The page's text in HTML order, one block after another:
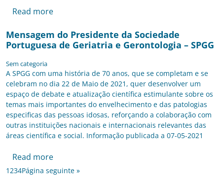
Read more
Mensagem do Presidente da Sociedade
Portuguesa de Geriatria e Gerontologia – SPGG
Sem categoria
A SPGG com uma história de 70 anos, que se completam e se
celebram no dia 22 de Maio de 2021, quer desenvolver um
espaço de debate e atualização científica estimulante sobre os
temas mais importantes do envelhecimento e das patologias
especificas das pessoas idosas, reforçando a colaboração com
outras instituições nacionais e internacionais relevantes das
áreas científica e social. Informação publicada a 07-05-2021
Read more
1234Página seguinte »